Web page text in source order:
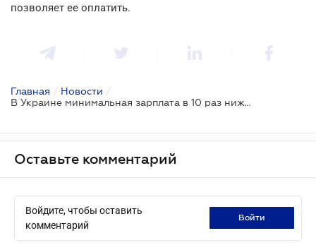
позволяет ее оплатить.
Главная / Новости /
В Украине минимальная зарплата в 10 раз ниже, чем в богатых странах ЕС
Оставьте комментарий
Войдите, чтобы оставить
комментарий
войти